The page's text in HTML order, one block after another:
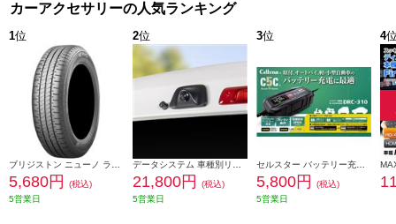
カーアクセサリーの人気ランキング
1位
5,680円
(税込)
5営業日
2位
21,800円
(税込)
5営業日
3位
5,800円
(税込)
5営業日
4